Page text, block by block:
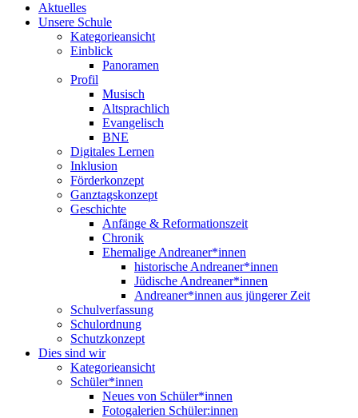
Aktuelles
Unsere Schule
Kategorieansicht
Einblick
Panoramen
Profil
Musisch
Altsprachlich
Evangelisch
BNE
Digitales Lernen
Inklusion
Förderkonzept
Ganztagskonzept
Geschichte
Anfänge & Reformationszeit
Chronik
Ehemalige Andreaner*innen
historische Andreaner*innen
Jüdische Andreaner*innen
Andreaner*innen aus jüngerer Zeit
Schulverfassung
Schulordnung
Schutzkonzept
Dies sind wir
Kategorieansicht
Schüler*innen
Neues von Schüler*innen
Fotogalerien Schüler:innen